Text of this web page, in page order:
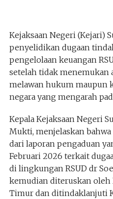
Kejaksaan Negeri (Kejari)
penyelidikan dugaan
pengelolaan keuangan
setelah tidak menemukan
melawan hukum maupun
negara yang mengarah
Kepala Kejaksaan Negeri
Mukti, menjelaskan
dari laporan pengaduan
Februari 2026 terkait
di lingkungan RSUD dr
kemudian diteruskan oleh
Timur dan ditindaklanjuti